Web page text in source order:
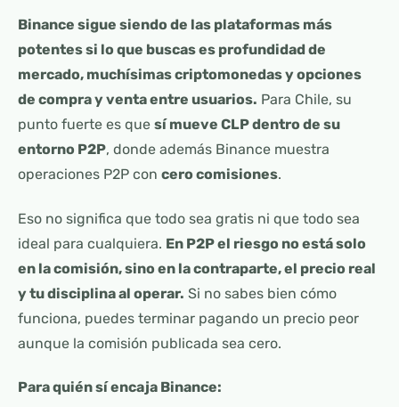
Binance sigue siendo de las plataformas más
potentes si lo que buscas es profundidad de
mercado, muchísimas criptomonedas y opciones
de compra y venta entre usuarios. Para Chile, su
punto fuerte es que sí mueve CLP dentro de su
entorno P2P, donde además Binance muestra
operaciones P2P con cero comisiones.
Eso no significa que todo sea gratis ni que todo sea
ideal para cualquiera. En P2P el riesgo no está solo
en la comisión, sino en la contraparte, el precio real
y tu disciplina al operar. Si no sabes bien cómo
funciona, puedes terminar pagando un precio peor
aunque la comisión publicada sea cero.
Para quién sí encaja Binance: